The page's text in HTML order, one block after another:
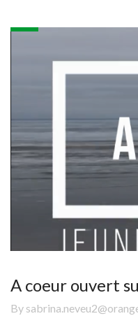
A coeur ouvert
By